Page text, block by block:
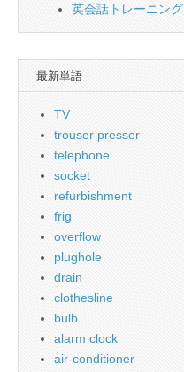
英会話トレーニング
最新単語
TV
trouser presser
telephone
socket
refurbishment
frig
overflow
plughole
drain
clothesline
bulb
alarm clock
air-conditioner